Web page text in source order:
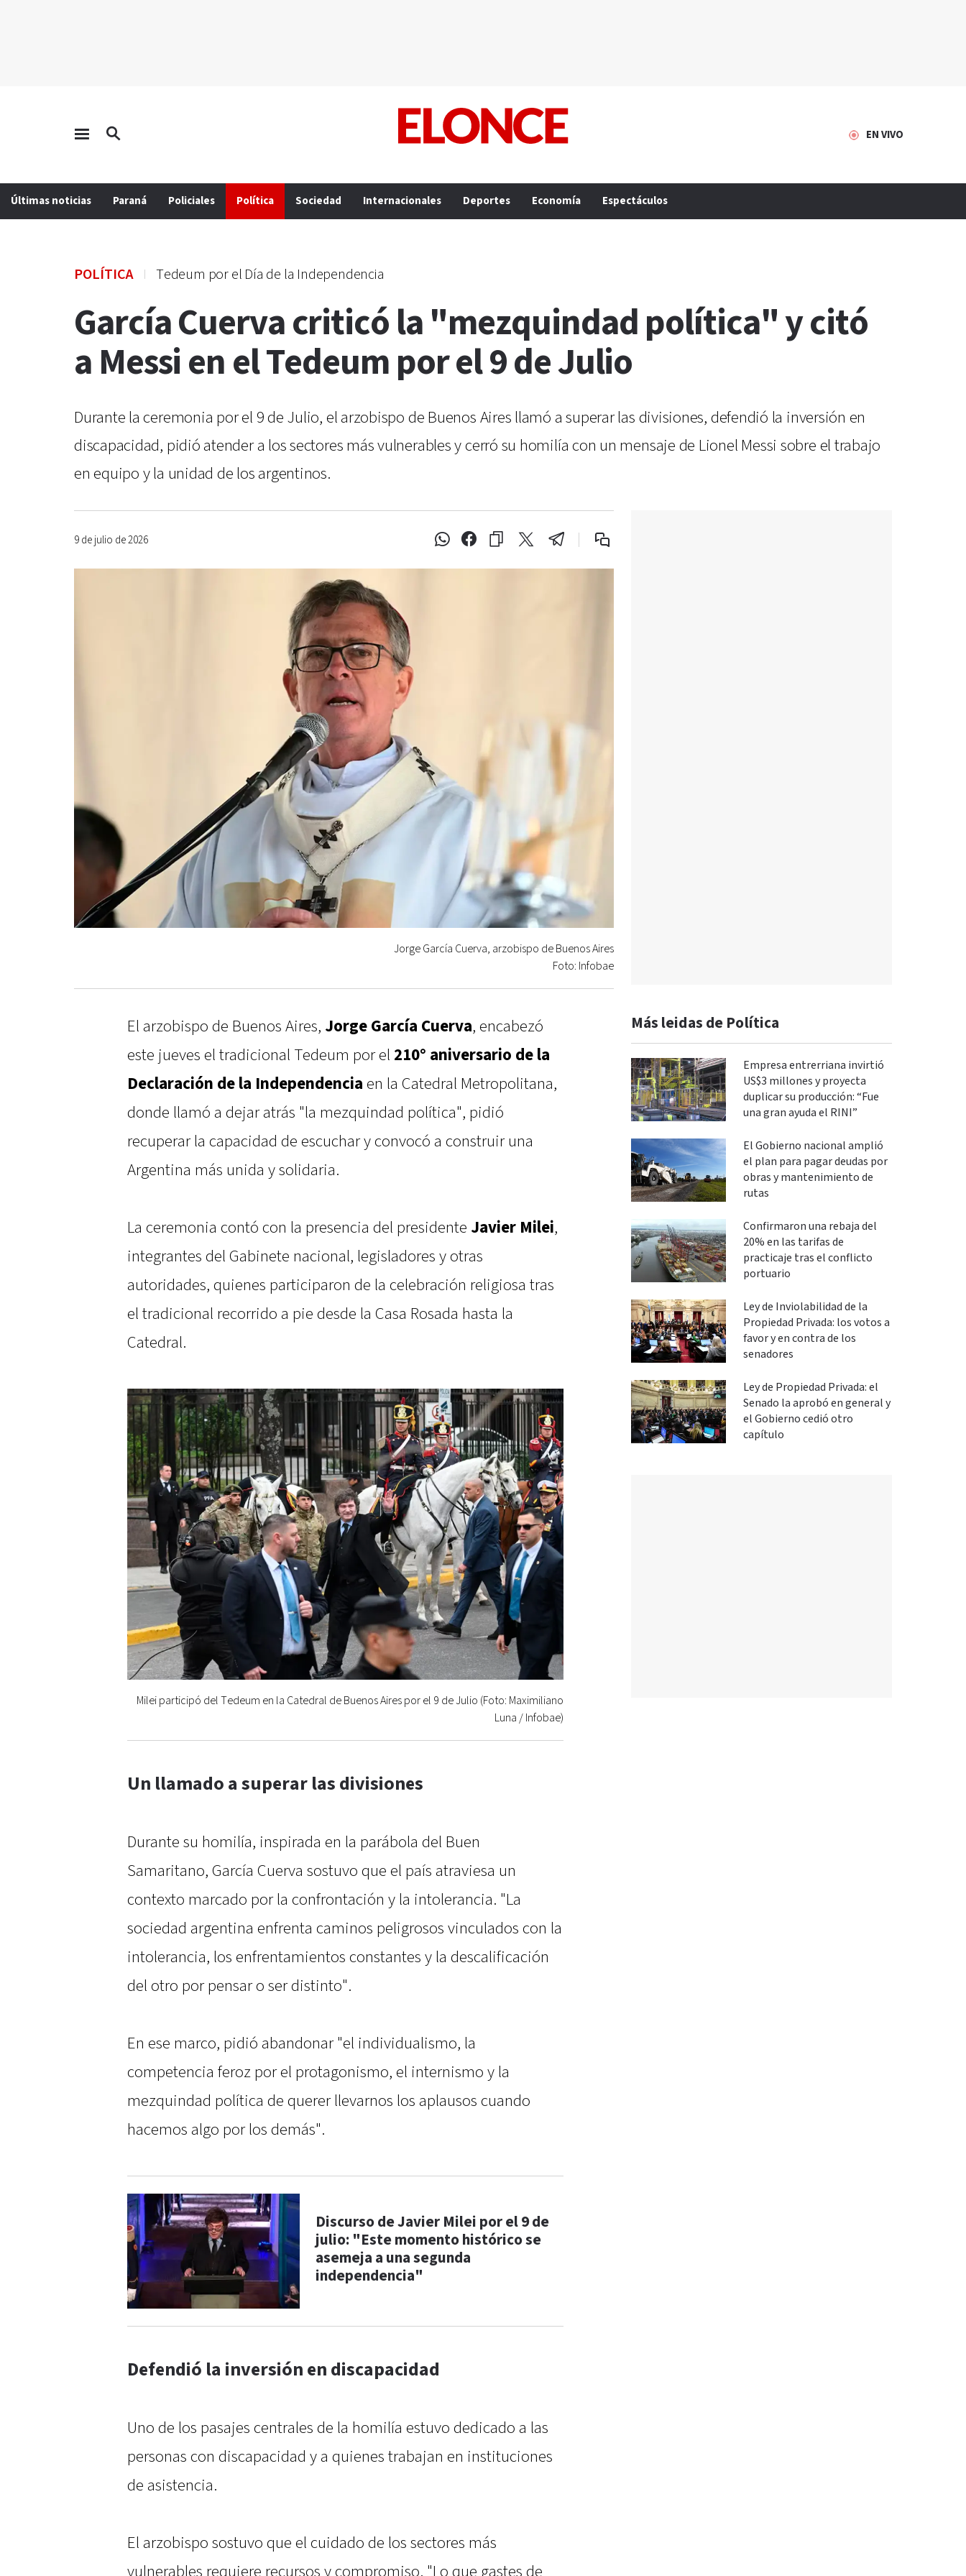
EN VIVO
Últimas noticias Paraná Policiales Política Sociedad Internacionales Deportes Economía Espectáculos
POLÍTICA Tedeum por el Día de la Independencia
García Cuerva criticó la "mezquindad política" y citó
a Messi en el Tedeum por el 9 de Julio
Durante la ceremonia por el 9 de Julio, el arzobispo de Buenos Aires llamó a superar las divisiones, defendió la inversión en
discapacidad, pidió atender a los sectores más vulnerables y cerró su homilía con un mensaje de Lionel Messi sobre el trabajo
en equipo y la unidad de los argentinos.
9 de julio de 2026
Jorge García Cuerva, arzobispo de Buenos Aires
Foto: Infobae
El arzobispo de Buenos Aires, Jorge García Cuerva, encabezó
este jueves el tradicional Tedeum por el 210° aniversario de la
Declaración de la Independencia en la Catedral Metropolitana,
donde llamó a dejar atrás "la mezquindad política", pidió
recuperar la capacidad de escuchar y convocó a construir una
Argentina más unida y solidaria.
La ceremonia contó con la presencia del presidente Javier Milei,
integrantes del Gabinete nacional, legisladores y otras
autoridades, quienes participaron de la celebración religiosa tras
el tradicional recorrido a pie desde la Casa Rosada hasta la
Catedral.
Milei participó del Tedeum en la Catedral de Buenos Aires por el 9 de Julio (Foto: Maximiliano
Luna / Infobae)
Un llamado a superar las divisiones
Durante su homilía, inspirada en la parábola del Buen
Samaritano, García Cuerva sostuvo que el país atraviesa un
contexto marcado por la confrontación y la intolerancia. "La
sociedad argentina enfrenta caminos peligrosos vinculados con la
intolerancia, los enfrentamientos constantes y la descalificación
del otro por pensar o ser distinto".
En ese marco, pidió abandonar "el individualismo, la
competencia feroz por el protagonismo, el internismo y la
mezquindad política de querer llevarnos los aplausos cuando
hacemos algo por los demás".
Discurso de Javier Milei por el 9 de
julio: "Este momento histórico se
asemeja a una segunda
independencia"
Defendió la inversión en discapacidad
Uno de los pasajes centrales de la homilía estuvo dedicado a las
personas con discapacidad y a quienes trabajan en instituciones
de asistencia.
El arzobispo sostuvo que el cuidado de los sectores más
vulnerables requiere recursos y compromiso. "Lo que gastes de
Más leidas de Política
Empresa entrerriana invirtió
US$3 millones y proyecta
duplicar su producción: “Fue
una gran ayuda el RINI”
El Gobierno nacional amplió
el plan para pagar deudas por
obras y mantenimiento de
rutas
Confirmaron una rebaja del
20% en las tarifas de
practicaje tras el conflicto
portuario
Ley de Inviolabilidad de la
Propiedad Privada: los votos a
favor y en contra de los
senadores
Ley de Propiedad Privada: el
Senado la aprobó en general y
el Gobierno cedió otro
capítulo